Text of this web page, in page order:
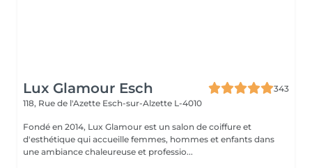
Lux Glamour Esch
343
118, Rue de l'Azette Esch-sur-Alzette L-4010
Fondé en 2014, Lux Glamour est un salon de coiffure et
d'esthétique qui accueille femmes, hommes et enfants dans
une ambiance chaleureuse et professio...